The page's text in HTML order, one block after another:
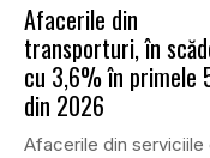
Afacerile din
transporturi, în
cu 3,6% în primele
din 2026
Afacerile din serviciile